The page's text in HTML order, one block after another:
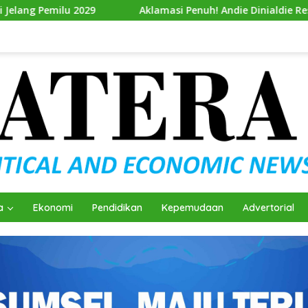
Aklamasi Penuh! Andie Dinialdie Resmi Nahkodai Golkar
Ekonomi Pendidikan Kepemudaan Advertorial